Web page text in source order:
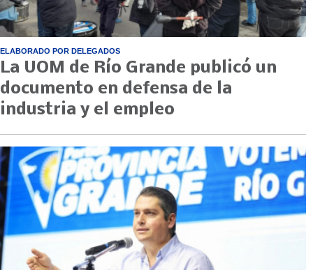
ELABORADO POR DELEGADOS
La UOM de Río Grande publicó un
documento en defensa de la
industria y el empleo